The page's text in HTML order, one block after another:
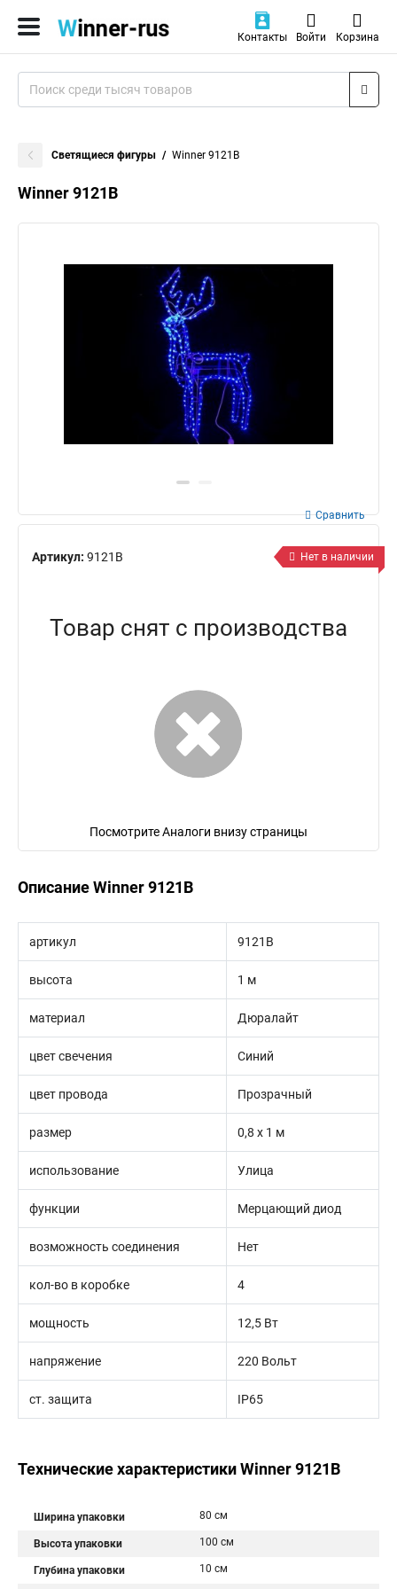
Контакты Войти Корзина
Светящиеся фигуры Winner 9121B
Winner 9121B
Артикул: 9121B
Сравнить
Нет в наличии
Товар снят с производства
Посмотрите Аналоги внизу страницы
Описание Winner 9121B
артикул 9121B
высота 1 м
материал Дюралайт
цвет свечения Синий
цвет провода Прозрачный
размер 0,8 х 1 м
использование Улица
функции Мерцающий диод
возможность соединения Нет
кол-во в коробке 4
мощность 12,5 Вт
напряжение 220 Вольт
ст. защита IP65
Технические характеристики Winner 9121B
Ширина упаковки 80 см
Высота упаковки 100 см
Глубина упаковки 10 см